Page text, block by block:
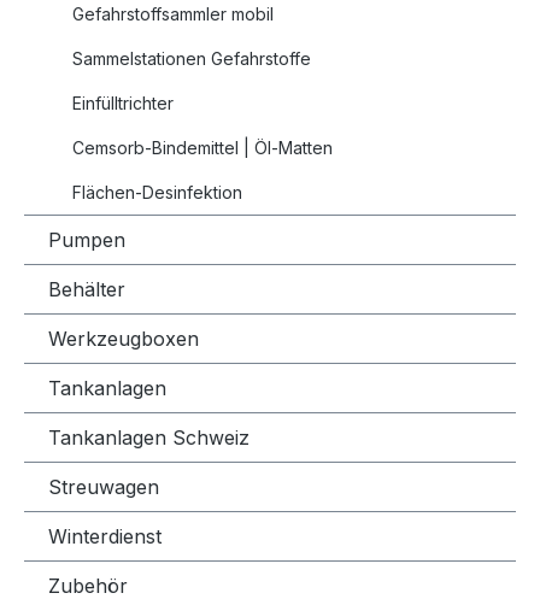
DOWNLOAD
Lithium-Batterien als DOWNLOAD
Gefahrstoffsammler mobil
Sammelstationen Gefahrstoffe
Einfülltrichter
Cemsorb-Bindemittel | Öl-Matten
Flächen-Desinfektion
Pumpen
Behälter
Werkzeugboxen
Tankanlagen
Tankanlagen Schweiz
Streuwagen
Winterdienst
Zubehör